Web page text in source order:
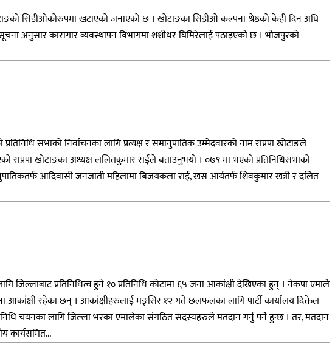
सिडीओकोरुपमा खटाएको जनाएको छ । खोटाङका सिडीओ कल्पना श्रेष्ठको केही दिन अघि
अनुसार कारागार व्यवस्थापन विभागमा शशीधर घिमिरेलाई पठाइएको छ । भोजपुरको
सभाको निर्वाचनका लागि प्रत्यक्ष र समानुपातिक उम्मेदवारको नाम राप्रपा खोटाङले
राप्रपा खोटाङका अध्यक्ष ललितकुमार राईले बताउनुभयो । ०७९ मा भएको प्रतिनिधिसभाको
आदिवासी जनजाती महिलामा बिजयकला राई, खस आर्यतर्फ शिवकुमार खत्री र दलित
जिल्लाबाट प्रतिनिधित्व हुने १० प्रतिनिधि कोटामा ६५ जना आकांक्षी देखिएका हुन् । नेकपा एमाले
आकांक्षी रहेका छन् । आकांक्षीहरुलाई मङ्सिर १२ गते छलफलका लागि पार्टी कार्यालय दिक्तेल
चयनका लागि जिल्ला भरका एमालेका संगठित सदस्यहरुले मतदान गर्नु पर्ने हुन्छ । तर, मतदान
कार्यसमित...